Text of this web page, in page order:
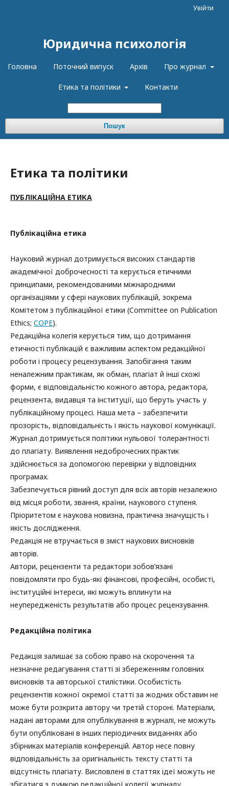
Юридична психологія
Головна Поточний випуск Архів Про журнал
Етика та політики Контакти
Пошук
Увійти
Етика та політики
ПУБЛІКАЦІЙНА ЕТИКА
Публікаційна етика
Науковий журнал дотримується високих стандартів
академічної доброчесності та керується етичними
принципами, рекомендованими міжнародними
організаціями у сфері наукових публікацій, зокрема
Комітетом з публікаційної етики (Committee on Publication
Ethics; COPE).
Редакційна колегія керується тим, що дотримання
етичності публікацій є важливим аспектом редакційної
роботи і процесу рецензування. Запобігання таким
неналежним практикам, як обман, плагіат й інші схожі
форми, є відповідальністю кожного автора, редактора,
рецензента, видавця та інституції, що беруть участь у
публікаційному процесі. Наша мета – забезпечити
прозорість, відповідальність і якість наукової комунікації.
Журнал дотримується політики нульової толерантності
до плагіату. Виявлення недоброчесних практик
здійснюється за допомогою перевірки у відповідних
програмах.
Забезпечується рівний доступ для всіх авторів незалежно
від місця роботи, звання, країни, наукового ступеня.
Пріоритетом є наукова новизна, практична значущість і
якість дослідження.
Редакція не втручається в зміст наукових висновків
авторів.
Автори, рецензенти та редактори зобов’язані
повідомляти про будь-які фінансові, професійні, особисті,
інституційні інтереси, які можуть вплинути на
неупередженість результатів або процес рецензування.
Редакційна політика
Редакція залишає за собою право на скорочення та
незначне редагування статті зі збереженням головних
висновків та авторської стилістики. Особистість
рецензентів кожної окремої статті за жодних обставин не
може бути розкрита автору чи третій стороні. Матеріали,
надані авторами для опублікування в журналі, не можуть
бути опубліковані в інших періодичних виданнях або
збірниках матеріалів конференцій. Автор несе повну
відповідальність за оригінальність тексту статті та
відсутність плагіату. Висловлені в статтях ідеї можуть не